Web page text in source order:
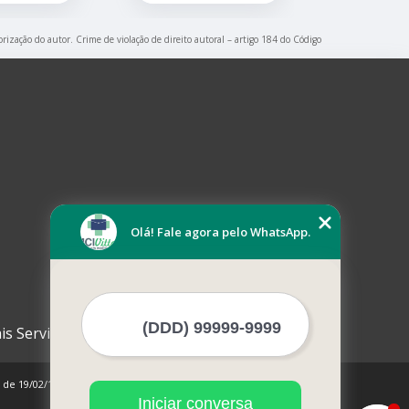
do autor. Crime de violação de direito autoral – artigo 184 do Código
Serviços
19/02/1998)
Olá! Fale agora pelo WhatsApp.
Iniciar conversa